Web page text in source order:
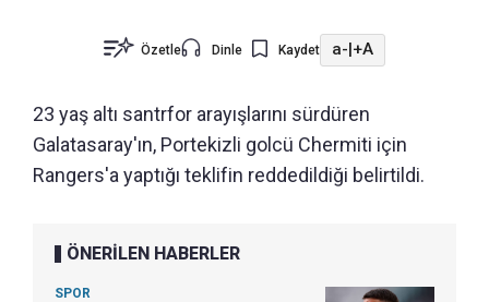
Özetle Dinle Kaydet a-|+A
23 yaş altı santrfor arayışlarını sürdüren
Galatasaray'ın, Portekizli golcü Chermiti için
Rangers'a yaptığı teklifin reddedildiği belirtildi.
ÖNERİLEN HABERLER
SPOR